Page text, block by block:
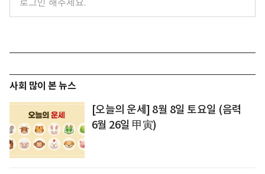
사회 많이 본 뉴스
[오늘의 운세] 8월 8일 토요일 (음력
6월 26일 甲寅)